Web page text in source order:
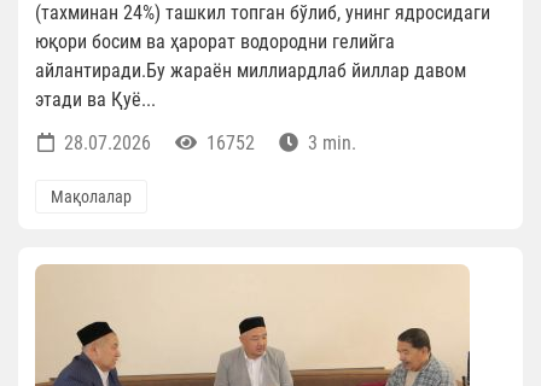
(тахминан 24%) ташкил топган бўлиб, унинг ядросидаги
юқори босим ва ҳарорат водородни гелийга
айлантиради.Бу жараён миллиардлаб йиллар давом
этади ва Қуё...
28.07.2026
16752 3 min.
Мақолалар